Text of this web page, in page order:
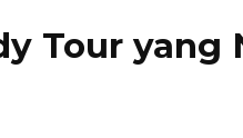
Tour yang